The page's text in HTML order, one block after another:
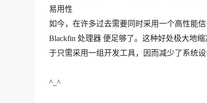
易用性
如今，在许多过去需要同时采用一个高性能
Blackfin 处理器 便足够了。这种好处极大地
于只需采用一组开发工具，因而减少了系统
^_^